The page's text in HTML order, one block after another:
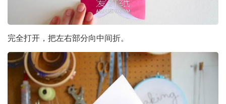
完全打开，把左右部分向中间折。